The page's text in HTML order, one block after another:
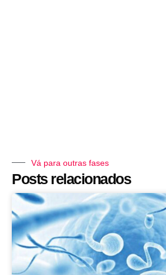
Vá para outras fases
Posts relacionados